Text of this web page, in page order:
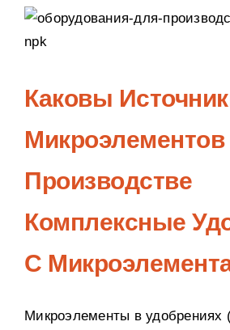
Каковы
Производстве
Комплексные
С
Микроэлементы в удобрениях